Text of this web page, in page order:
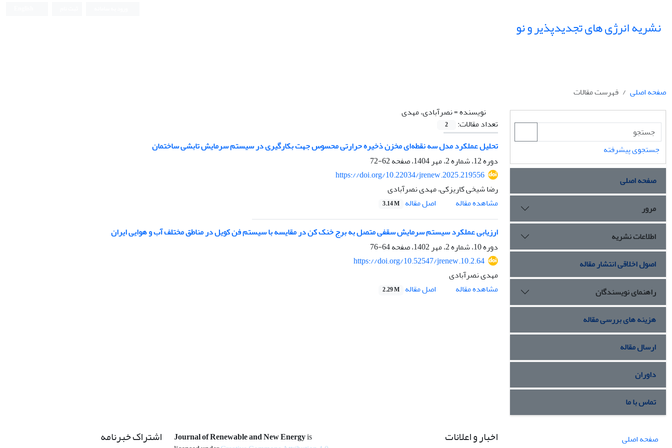
نشریه انرژی های تجدیدپذیر و نو
صفحه اصلی
فهرست مقالات
نویسنده =نصرآبادی، مهدی
تعداد مقالات:
2
تحلیل عملکرد مدل سه نقطه‌ای مخزن ذخیره حرارتی محسوس جهت بکارگیری در سیستم سرمایش تابشی ساختمان
دوره 12، شماره 2، مهر 1404، صفحه
62-72
https://doi.org/10.22034/jrenew.2025.219556
رضا شیخی کاریزکی، مهدی نصرآبادی
مشاهده مقاله
اصل مقاله 3.14 M
ارزیابی عملکرد سیستم سرمایش سقفی متصل به برج خنک کن در مقایسه با سیستم فن کویل در مناطق مختلف آب و هوایی ایران
دوره 10، شماره 2، مهر 1402، صفحه
64-76
https://doi.org/10.52547/jrenew.10.2.64
مهدی نصرآبادی
مشاهده مقاله
اصل مقاله 2.29 M
جستجوی پیشرفته
صفحه اصلی
مرور
اطلاعات نشریه
اصول اخلاقی انتشار مقاله
راهنمای نویسندگان
هزینه های بررسی مقاله
ارسال مقاله
داوران
تماس با ما
صفحه اصلی
اخبار و اعلانات Journal of Renewable and New Energyis
اشتراک خبرنامه